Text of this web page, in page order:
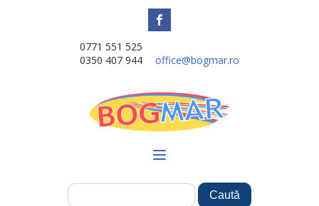
0771 551 525
0350 407 944
office@bogmar.ro